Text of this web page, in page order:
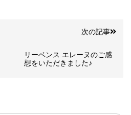
次の記事
リーベンス エレーヌのご感
想をいただきました♪